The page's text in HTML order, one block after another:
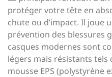
protéger votre tête en
chute ou d’impact. Il joue
prévention des blessures
casques modernes sont
légers mais résistants
mousse EPS (polystyrène